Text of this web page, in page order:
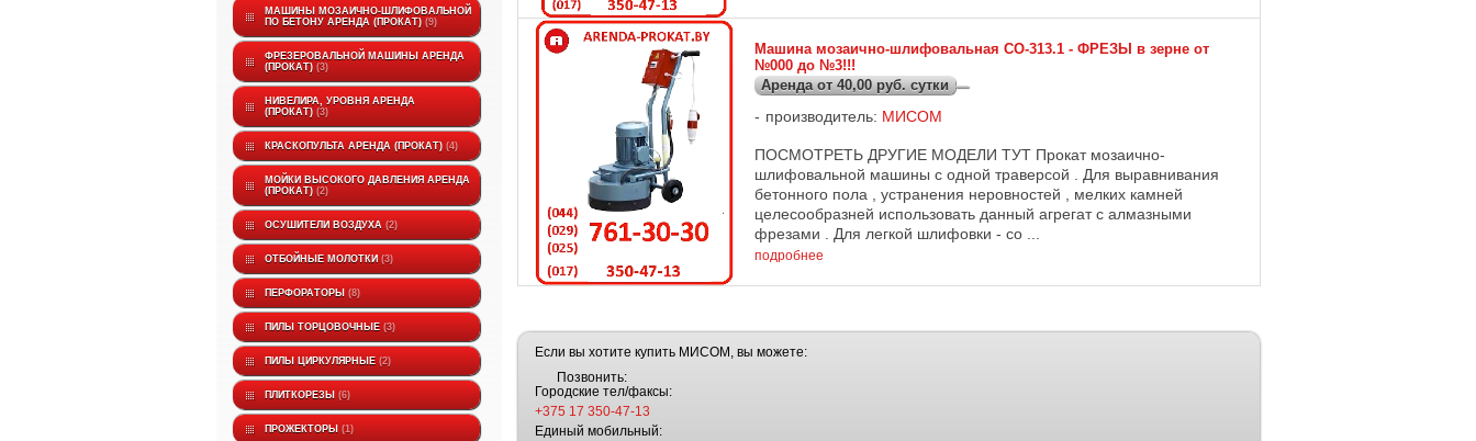
МАШИНЫ МОЗАИЧНО-ШЛИФОВАЛЬНОЙ
ПО БЕТОНУ АРЕНДА (ПРОКАТ) 9
ФРЕЗЕРОВАЛЬНОЙ МАШИНЫ АРЕНДА
(ПРОКАТ) 3
НИВЕЛИРА, УРОВНЯ АРЕНДА
(ПРОКАТ) 3
КРАСКОПУЛЬТА АРЕНДА (ПРОКАТ) 4
МОЙКИ ВЫСОКОГО ДАВЛЕНИЯ АРЕНДА
(ПРОКАТ) 2
ОСУШИТЕЛИ ВОЗДУХА 2
ОТБОЙНЫЕ МОЛОТКИ 3
ПЕРФОРАТОРЫ 8
ПИЛЫ ТОРЦОВОЧНЫЕ 3
ПИЛЫ ЦИРКУЛЯРНЫЕ 2
ПЛИТКОРЕЗЫ 6
ПРОЖЕКТОРЫ 1
Машина мозаично-шлифовальная CO-313.1 - ФРЕЗЫ в зерне от
№000 до №3!!!
Аренда от 40,00 руб. сутки
производитель: МИСОМ
ПОСМОТРЕТЬ ДРУГИЕ МОДЕЛИ ТУТ Прокат мозаично-
шлифовальной машины с одной траверсой . Для выравнивания
бетонного пола , устранения неровностей , мелких камней
целесообразней использовать данный агрегат с алмазными
фрезами . Для легкой шлифовки - со ...
подробнее
Если вы хотите купить МИСОМ, вы можете:
Позвонить:
Городские тел/факсы:
+375 17 350-47-13
Единый мобильный: